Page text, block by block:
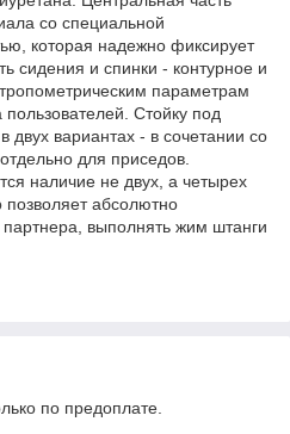
со специальной
которая надежно фиксирует
сидения и спинки - контурное и
параметрам
Стойку под
двух вариантах - в сочетании со
для приседов.
наличие не двух, а четырех
абсолютно
выполнять жим штанги
по предоплате.